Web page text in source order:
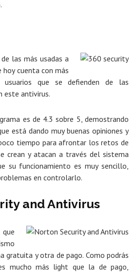
las más usadas a
cuenta con más
que se defienden de las
este antivirus.
es de 4.3 sobre 5, demostrando
está dando muy buenas opiniones y
tiempo para afrontar los retos de
crean y atacan a través del sistema
su funcionamiento es muy sencillo,
en controlarlo.
and Antivirus
gratuita y otra de pago. Como podrás
mucho más light que la de pago,